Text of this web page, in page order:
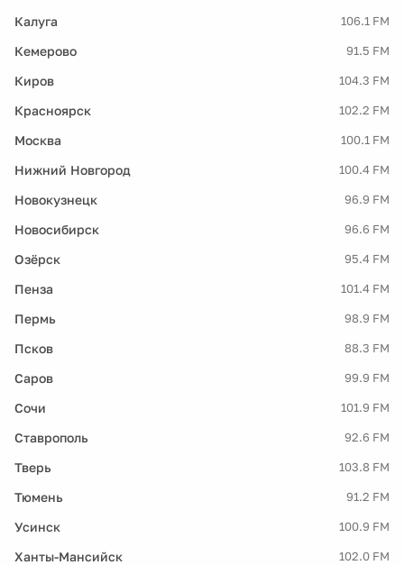
Калуга 106.1 FM
Кемерово 91.5 FM
Киров 104.3 FM
Красноярск 102.2 FM
Москва 100.1 FM
Нижний Новгород 100.4 FM
Новокузнецк 96.9 FM
Новосибирск 96.6 FM
Озёрск 95.4 FM
Пенза 101.4 FM
Пермь 98.9 FM
Псков 88.3 FM
Саров 99.9 FM
Сочи 101.9 FM
Ставрополь 92.6 FM
Тверь 103.8 FM
Тюмень 91.2 FM
Усинск 100.9 FM
Ханты-Мансийск 102.0 FM